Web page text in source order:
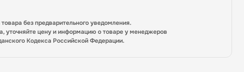
без предварительного уведомления.
уточняйте цену и информацию о товаре у менеджеров
Кодекса Российской Федерации.